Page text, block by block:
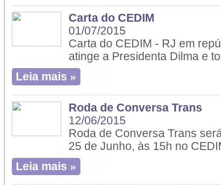
Carta do CEDIM
01/07/2015
Carta do CEDIM - RJ em
atinge a Presidenta Dilma e
Leia mais »
Roda de Conversa Trans
12/06/2015
Roda de Conversa Trans
25 de Junho, às 15h no
Leia mais »